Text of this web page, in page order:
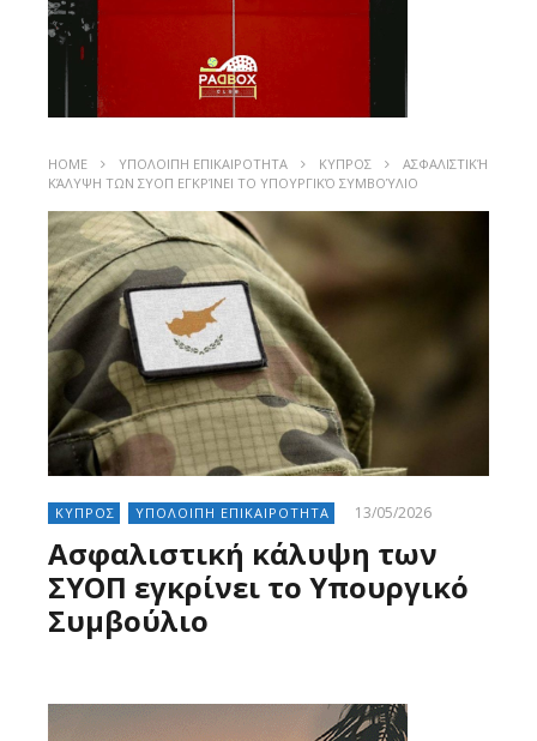
HOME ΥΠΟΛΟΙΠΗ ΕΠΙΚΑΙΡΟΤΗΤΑ ΚΥΠΡΟΣ
ΑΣΦΑΛΙΣΤΙΚΉ
ΚΆΛΥΨΗ ΤΩΝ ΣΥΟΠ ΕΓΚΡΊΝΕΙ ΤΟ ΥΠΟΥΡΓΙΚΌ ΣΥΜΒΟΎΛΙΟ
ΚΥΠΡΟΣ ΥΠΟΛΟΙΠΗ ΕΠΙΚΑΙΡΟΤΗΤΑ 13/05/2026
Ασφαλιστική κάλυψη των
ΣΥΟΠ εγκρίνει το Υπουργικό
Συμβούλιο